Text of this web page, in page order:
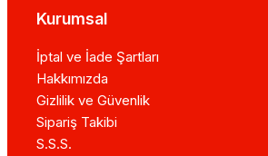
Kurumsal
İptal ve İade Şartları
Hakkımızda
Gizlilik ve Güvenlik
Sipariş Takibi
S.S.S.